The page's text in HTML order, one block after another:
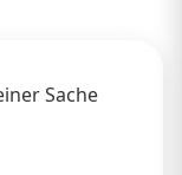
Sache